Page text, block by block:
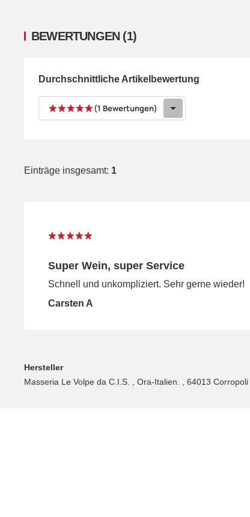
BEWERTUNGEN (1)
Durchschnittliche Artikelbewertung
(1 Bewertungen)
Einträge insgesamt: 1
Super Wein, super Service
Schnell und unkompliziert. Sehr gerne wieder!
Carsten A
Hersteller
Masseria Le Volpe da C.I.S. , Ora-Italien. , 64013 Corropoli